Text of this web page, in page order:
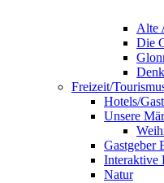
Alte
Die
Freizeit/
Hotels/
Unsere
Gastgeber
Interaktive
Natur